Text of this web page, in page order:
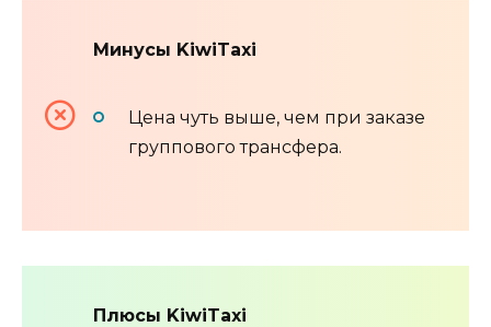
Минусы KiwiTaxi
Цена чуть выше, чем при заказе
группового трансфера.
Плюсы KiwiTaxi